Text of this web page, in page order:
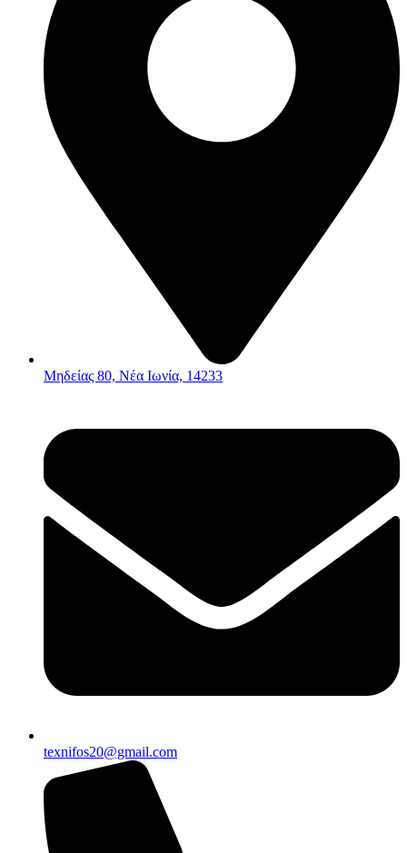
Μηδείας 80, Νέα Ιωνία, 14233
texnifos20@gmail.com